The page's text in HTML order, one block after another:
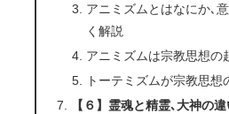
アニミズムとはなにか､
く解説
アニミズムは宗教思想の
トーテミズムが宗教思想
【６】霊魂と精霊､大神の違